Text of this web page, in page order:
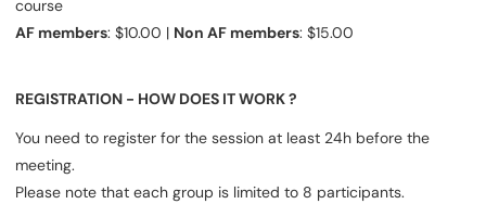
course
AF members: $10.00 | Non AF members: $15.00
REGISTRATION - HOW DOES IT WORK ?
You need to register for the session at least 24h before the
meeting.
Please note that each group is limited to 8 participants.